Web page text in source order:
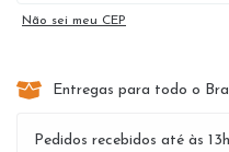
Não sei meu CEP
Entregas para todo o
Pedidos recebidos até às